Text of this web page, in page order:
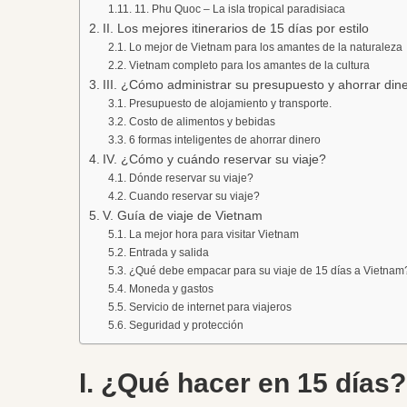
11. Phu Quoc – La isla tropical paradisiaca
II. Los mejores itinerarios de 15 días por estilo
Lo mejor de Vietnam para los amantes de la naturaleza
Vietnam completo para los amantes de la cultura
III. ¿Cómo administrar su presupuesto y ahorrar
Presupuesto de alojamiento y transporte.
Costo de alimentos y bebidas
6 formas inteligentes de ahorrar dinero
IV. ¿Cómo y cuándo reservar su viaje?
Dónde reservar su viaje?
Cuando reservar su viaje?
V. Guía de viaje de Vietnam
La mejor hora para visitar Vietnam
Entrada y salida
¿Qué debe empacar para su viaje de 15 días a
Moneda y gastos
Servicio de internet para viajeros
Seguridad y protección
I. ¿Qué hacer en 15 días?